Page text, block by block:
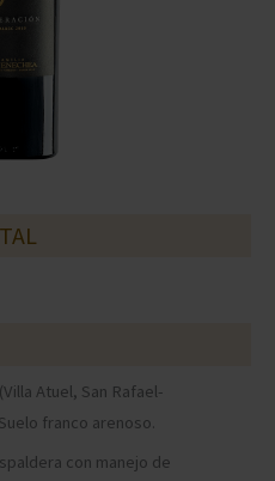
Atuel, San Rafael-
franco arenoso.
con manejo de